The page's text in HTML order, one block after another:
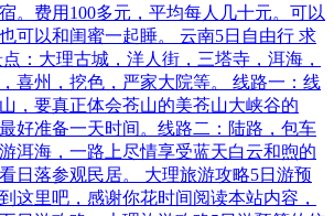
。费用100多元，平均每人几十元。可以
可以和闺蜜一起睡。 云南5日自由行 求
：大理古城，洋人街，三塔寺，洱海，
喜州，挖色，严家大院等。 线路一：线
，要真正体会苍山的美苍山大峡谷的
好准备一天时间。线路二：陆路，包车
洱海，一路上尽情享受蓝天白云和煦的
日落参观民居。 大理旅游攻略5日游预
这里吧，感谢你花时间阅读本站内容，